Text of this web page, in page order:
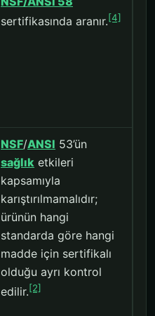
sertifikasında aranır.[4]
NSF/ANSI 53’ün
sağlık etkileri
kapsamıyla
karıştırılmamalıdır;
ürünün hangi
standarda göre hangi
madde için sertifikalı
olduğu ayrı kontrol
edilir.[2]